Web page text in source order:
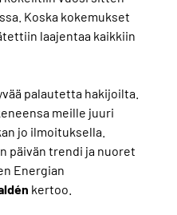
Koska kokemukset
laajentaa kaikkiin
palautetta hakijoilta.
meille juuri
jo ilmoituksella.
päivän trendi ja nuoret
Energian
kertoo.